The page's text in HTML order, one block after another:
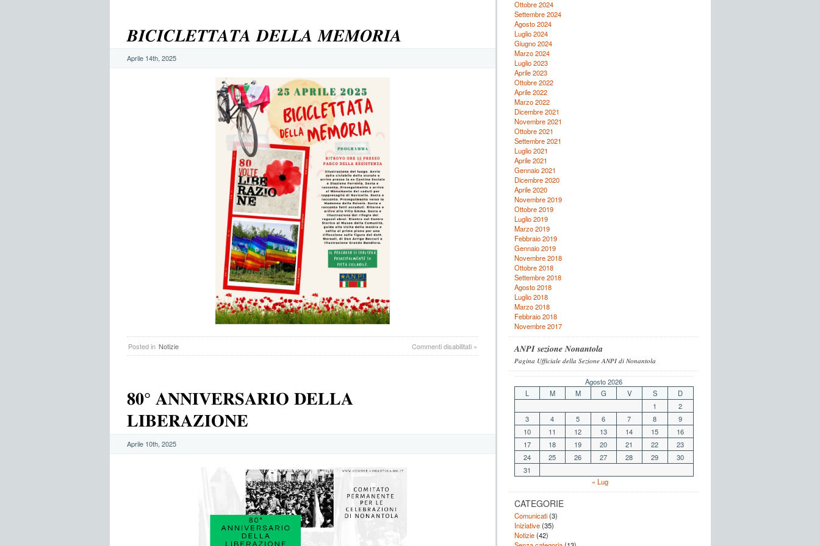
𝗚𝗲𝗻𝗲𝗿𝗮𝘇𝗶𝗼𝗻𝗶
𝗖𝗼𝗻𝗳𝗿𝗼𝗻𝘁𝗼
𝑩𝑰𝑪𝑰𝑪𝑳𝑬𝑻𝑻𝑨𝑻𝑨 𝑫𝑬𝑳𝑳𝑨 𝑴𝑬𝑴𝑶𝑹𝑰𝑨
Aprile 14th, 2025
Commenti disabilitatisu
𝑩𝑰𝑪𝑰𝑪𝑳𝑬𝑻𝑻𝑨𝑻𝑨
»
Posted in Notizie
𝟖𝟎° 𝐀𝐍𝐍𝐈𝐕𝐄𝐑𝐒𝐀𝐑𝐈𝐎 𝐃𝐄𝐋𝐋𝐀
𝐋𝐈𝐁𝐄𝐑𝐀𝐙𝐈𝐎𝐍𝐄
Aprile 10th, 2025
Ottobre 2024
Settembre 2024
Agosto 2024
Luglio 2024
Giugno 2024
Marzo 2024
Luglio 2023
Aprile 2023
Ottobre 2022
Aprile 2022
Marzo 2022
Dicembre 2021
Novembre 2021
Ottobre 2021
Settembre 2021
Luglio 2021
Aprile 2021
Gennaio 2021
Dicembre 2020
Aprile 2020
Novembre 2019
Ottobre 2019
Luglio 2019
Marzo 2019
Febbraio 2019
Gennaio 2019
Novembre 2018
Ottobre 2018
Settembre 2018
Agosto 2018
Luglio 2018
Marzo 2018
Febbraio 2018
Novembre 2017
𝑨𝑵𝑷𝑰 𝒔𝒆𝒛𝒊𝒐𝒏𝒆 𝑵𝒐𝒏𝒂𝒏𝒕𝒐𝒍𝒂
𝑃𝑎𝑔𝑖𝑛𝑎 𝑈𝑓𝑓𝑖𝑐𝑖𝑎𝑙𝑒 𝑑𝑒𝑙𝑙𝑎 𝑆𝑒𝑧𝑖𝑜𝑛𝑒 𝐴𝑁𝑃𝐼 𝑑𝑖 𝑁𝑜𝑛𝑎𝑛𝑡𝑜𝑙𝑎
Agosto 2026
L
M M G V S
D
1
2
3
4 5 6 7 8
9
10
11 12 13 14 15
16
17
18 19 20 21 22
23
24
25 26 27 28 29
30
31
« Lug
CATEGORIE
Comunicati(3)
Iniziative(35)
Notizie(42)